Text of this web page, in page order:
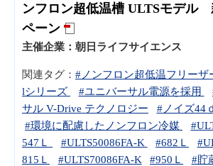
ンフロン超低温槽 ULTSモデル
ペーン
主催企業： 朝日ライフサイエンス
関連タグ： #ノンフロン超低温フリーザ
lシリーズ
#ユニバーサル電源を採用
サル V-Drive テクノロジー
#ノイズ44
#環境に配慮したノンフロン冷媒
547Ｌ
#ULTS50086FA-K #682Ｌ
815Ｌ
#ULTS70086FA-K #950Ｌ #貯